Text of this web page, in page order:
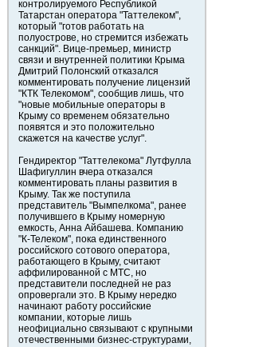
контролируемого Республикой
Татарстан оператора "Таттелеком",
который "готов работать на
полуострове, но стремится избежать
санкций". Вице-премьер, министр
связи и внутренней политики Крыма
Дмитрий Полонский отказался
комментировать получение лицензий
"КТК Телекомом", сообщив лишь, что
"новые мобильные операторы в
Крыму со временем обязательно
появятся и это положительно
скажется на качестве услуг".
Гендиректор "Таттелекома" Лутфулла
Шафигуллин вчера отказался
комментировать планы развития в
Крыму. Так же поступила
представитель "Вымпелкома", ранее
получившего в Крыму номерную
емкость, Анна Айбашева. Компанию
"К-Телеком", пока единственного
российского сотового оператора,
работающего в Крыму, считают
аффилированной с МТС, но
представители последней не раз
опровергали это. В Крыму нередко
начинают работу российские
компании, которые лишь
неофициально связывают с крупными
отечественными бизнес-структурами,